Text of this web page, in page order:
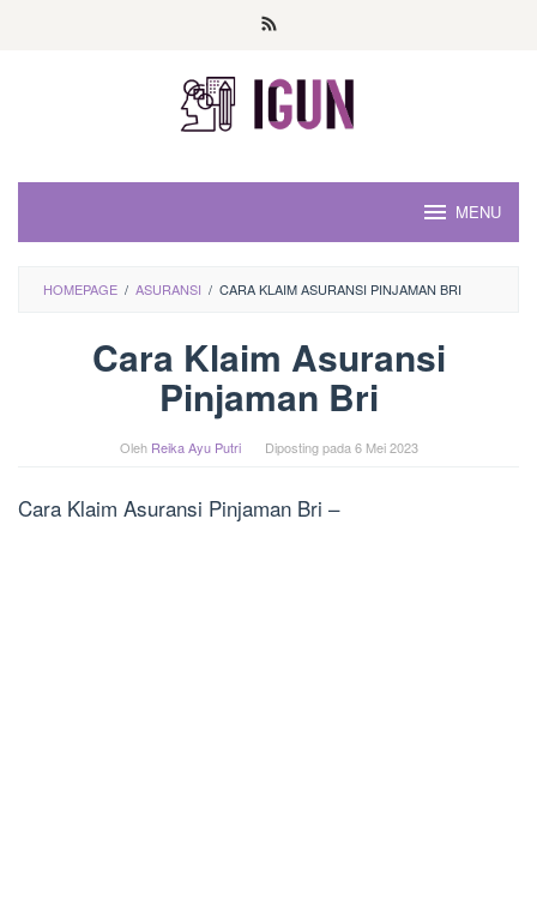
MENU
HOMEPAGE / ASURANSI / CARA KLAIM ASURANSI PINJAMAN BRI
Cara Klaim Asuransi
Pinjaman Bri
Oleh Reika Ayu Putri Diposting pada 6 Mei 2023
Cara Klaim Asuransi Pinjaman Bri –